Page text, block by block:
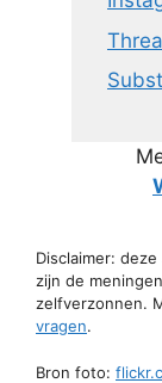
Disclaimer:
zijn de
zelfverzonnen.
vragen.
Bron foto: